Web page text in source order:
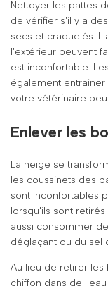
Nettoyer les pattes
de vérifier s'il y a
secs et craquelés.
l'extérieur peuvent
est inconfortable.
également
votre vétérinaire
Enlever les
La neige se
les coussinets des
sont inconfortables
lorsqu'ils sont
aussi consommer
déglaçant ou du sel
Au lieu de retirer
chiffon dans de